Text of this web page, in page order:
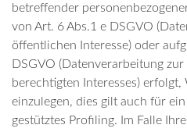
betreffender
von Art. 6 Abs.1 e DSGVO
öffentlichen Interesse) oder
DSGVO (Datenverarbeitung
berechtigten Interesses)
einzulegen, dies gilt auch für
gestütztes Profiling. Im Falle